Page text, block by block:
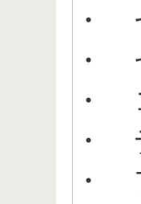
・
・
・
・
・